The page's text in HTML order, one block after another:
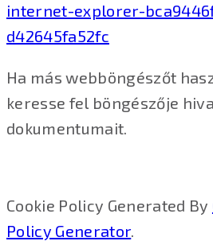
internet-explorer-
d42645fa52fc
Ha más webböngészőt
keresse fel böngészője
dokumentumait.
Cookie Policy Generated By
Policy Generator